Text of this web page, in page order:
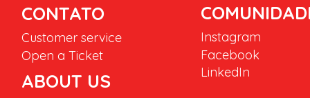
CONTATO
Customer service
Open a Ticket
ABOUT US
Instagram
Facebook
LinkedIn